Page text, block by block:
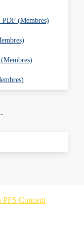
PDF (Membres)
PFS Concept